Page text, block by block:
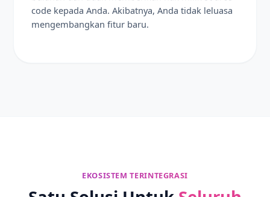
code kepada Anda. Akibatnya, Anda tidak leluasa
mengembangkan fitur baru.
EKOSISTEM TERINTEGRASI